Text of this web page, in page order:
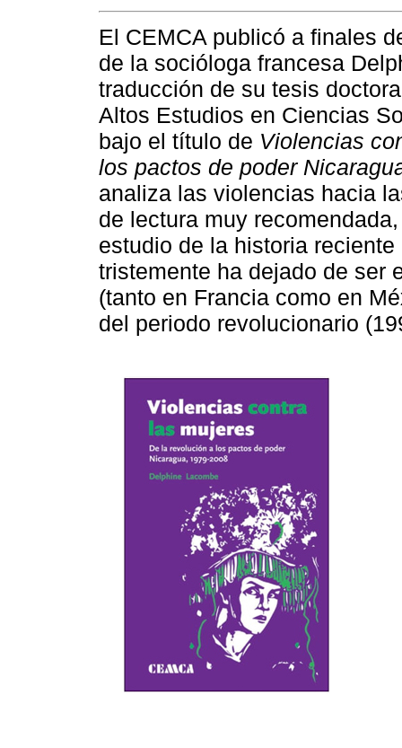
El CEMCA publicó a finales
de la socióloga francesa
traducción de su tesis
Altos Estudios en Ciencias
bajo el título de Violencias
los pactos de poder
analiza las violencias hacia
de lectura muy
estudio de la historia
tristemente ha dejado de ser
(tanto en Francia como en
del periodo revolucionario